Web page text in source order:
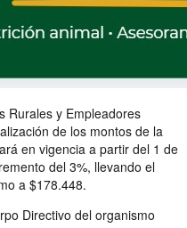
Rurales y Empleadores
de los montos de la
en vigencia a partir del 1 de
del 3%, llevando el
a $178.448.
Directivo del organismo